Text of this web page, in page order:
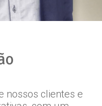
nossos clientes e